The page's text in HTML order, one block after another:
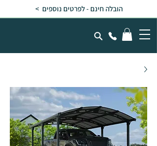
הובלה חינם - לפרטים נוספים >